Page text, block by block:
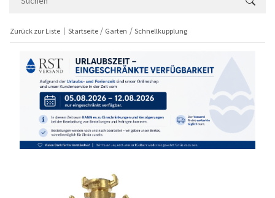
Zurück zur Liste Startseite Garten Schnellkupplung